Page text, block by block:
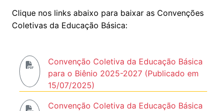
Clique nos links abaixo para baixar as Convenções
Coletivas da Educação Básica:
Convenção Coletiva da Educação Básica
para o Biênio 2025-2027 (Publicado em
15/07/2025)
Convenção Coletiva da Educação Básica